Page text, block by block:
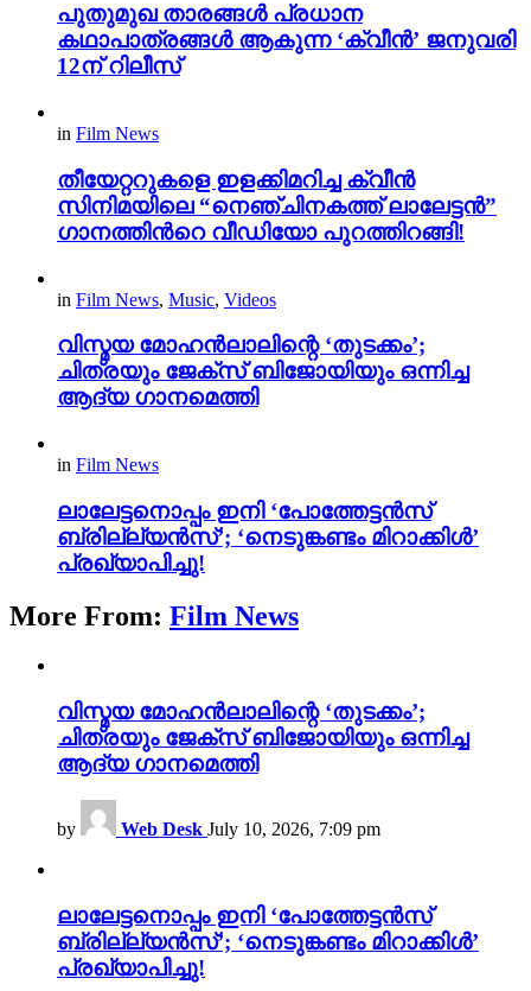
പുതുമുഖ താരങ്ങള്‍ പ്രധാന
കഥാപാത്രങ്ങള്‍ ആകുന്ന ‘ക്വീൻ’ ജനുവരി
12ന് റിലീസ്
in Film News
തീയേറ്ററുകളെ ഇളക്കിമറിച്ച ക്വീൻ
സിനിമയിലെ “നെഞ്ചിനകത്ത് ലാലേട്ടൻ”
ഗാനത്തിന്‍റെ വീഡിയോ പുറത്തിറങ്ങി!
in Film News, Music, Videos
വിസ്മയ മോഹൻലാലിന്റെ ‘തുടക്കം’;
ചിത്രയും ജേക്സ് ബിജോയിയും ഒന്നിച്ച
ആദ്യ ഗാനമെത്തി
in Film News
ലാലേട്ടനൊപ്പം ഇനി ‘പോത്തേട്ടൻസ്
ബ്രില്ല്യൻസ്’; ‘നെടുങ്കണ്ടം മിറാക്കിൾ’
പ്രഖ്യാപിച്ചു!
More From: Film News
വിസ്മയ മോഹൻലാലിന്റെ ‘തുടക്കം’;
ചിത്രയും ജേക്സ് ബിജോയിയും ഒന്നിച്ച
ആദ്യ ഗാനമെത്തി
by Web Desk July 10, 2026, 7:09 pm
ലാലേട്ടനൊപ്പം ഇനി ‘പോത്തേട്ടൻസ്
ബ്രില്ല്യൻസ്’; ‘നെടുങ്കണ്ടം മിറാക്കിൾ’
പ്രഖ്യാപിച്ചു!